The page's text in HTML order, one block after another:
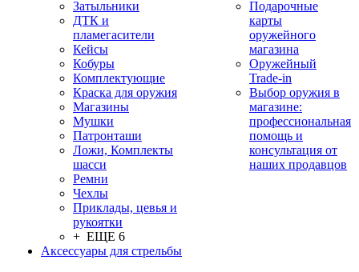
Затыльники
ДТК и
пламегасители
Кейсы
Кобуры
Комплектующие
Краска для оружия
Магазины
Мушки
Патронташи
Ложи, Комплекты
шасси
Ремни
Чехлы
Приклады, цевья и
рукоятки
+ ЕЩЕ 6
Аксессуары для стрельбы
Подарочные
карты
оружейного
магазина
Оружейный
Trade-in
Выбор оружия в
магазине:
профессиональная
помощь и
консультация от
наших продавцов